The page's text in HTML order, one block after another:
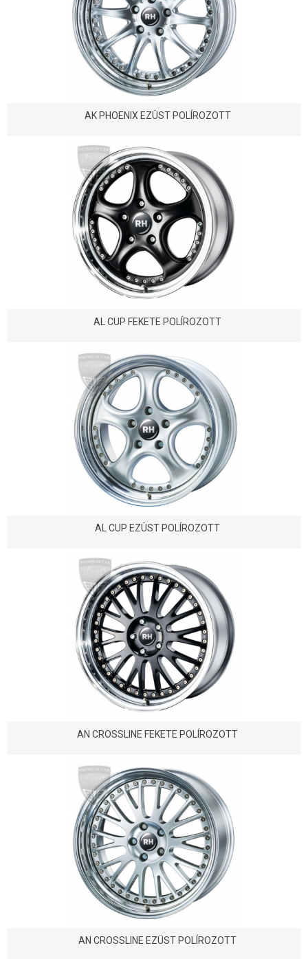
AK PHOENIX EZÜST POLÍROZOTT
AL CUP FEKETE POLÍROZOTT
AL CUP EZÜST POLÍROZOTT
AN CROSSLINE FEKETE POLÍROZOTT
AN CROSSLINE EZÜST POLÍROZOTT